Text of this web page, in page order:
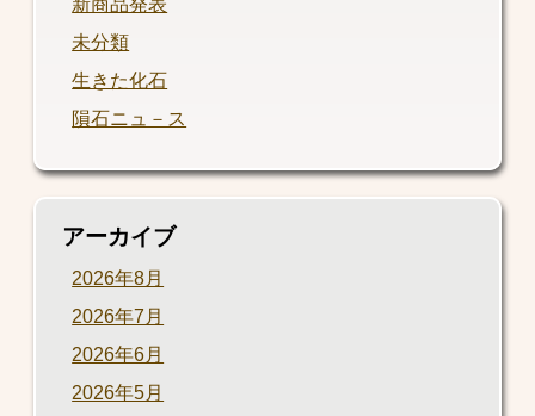
未分類
生きた化石
隕石ニュ－ス
アーカイブ
2026年8月
2026年7月
2026年6月
2026年5月